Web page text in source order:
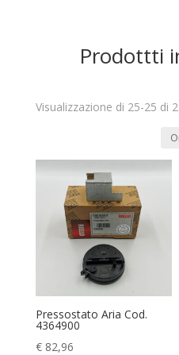
Prodottti
Visualizzazione di 25-25 di
Pressostato Aria Cod.
4364900
€82,96